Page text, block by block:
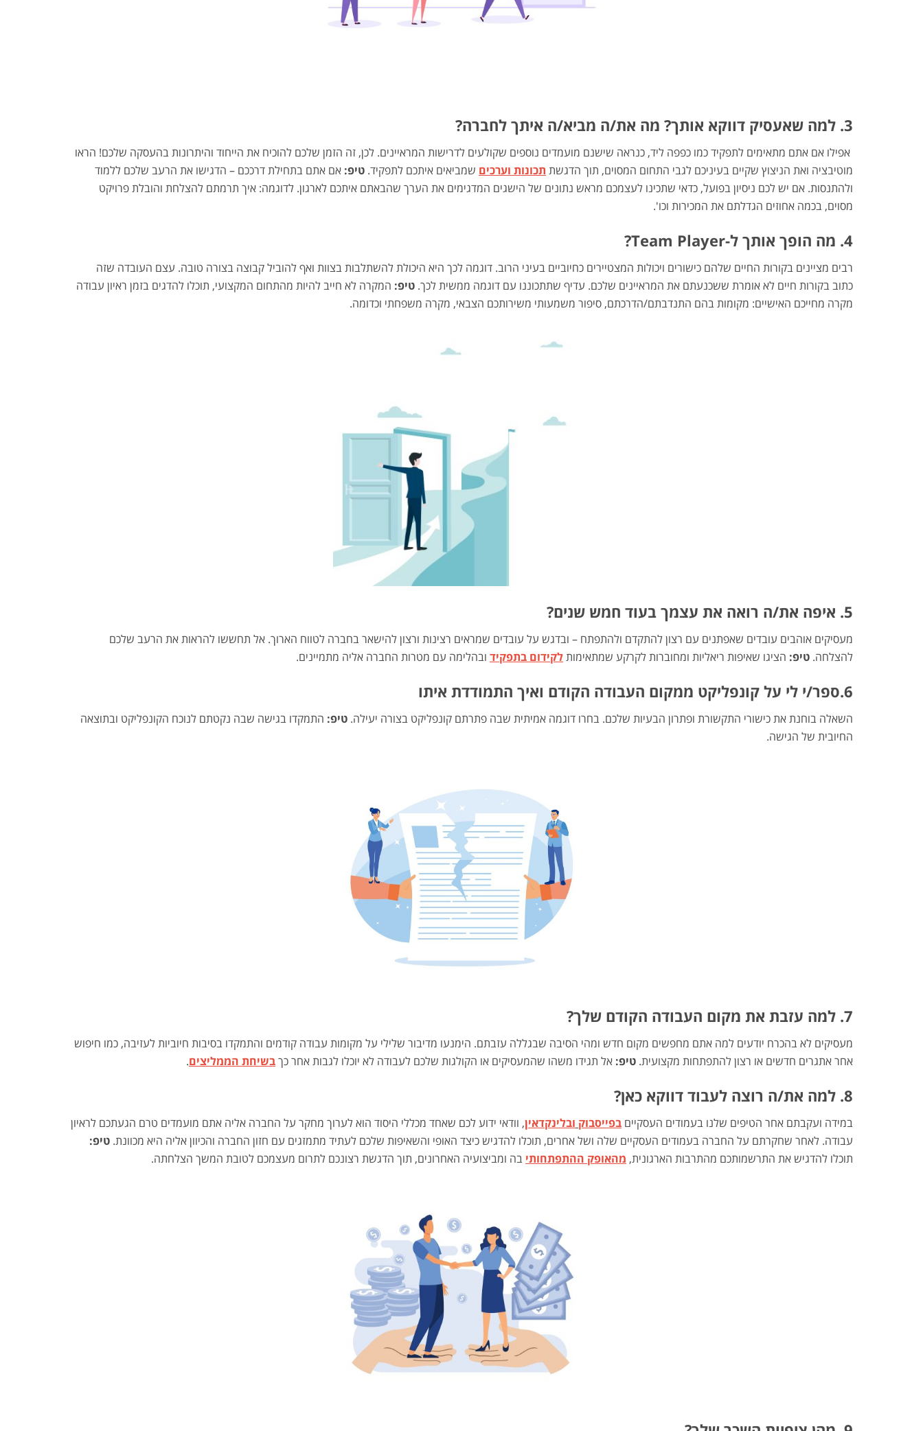
3. למה שאעסיק דווקא אותך? מה את/ה מביא/ה איתך לחברה?
אפילו אם אתם מתאימים לתפקיד כמו כפפה ליד, כנראה שישנם מועמדים נוספים שקולעים לדרישות המראיינים. לכן, זה הזמן שלכם להוכיח את הייחוד והיתרונות בהעסקה שלכם! הראו
מוטיבציה ואת הניצוץ שקיים בעיניכם לגבי התחום המסוים, תוך הדגשת תכונות וערכים שמביאים איתכם לתפקיד. טיפ: אם אתם בתחילת דרככם – הדגישו את הרעב שלכם ללמוד
ולהתנסות. אם יש לכם ניסיון בפועל, כדאי שתכינו לעצמכם מראש נתונים של הישגים המדגימים את הערך שהבאתם איתכם לארגון. לדוגמה: איך תרמתם להצלחת והובלת פרויקט
מסוים, בכמה אחוזים הגדלתם את המכירות וכו'.
4. מה הופך אותך ל- Team Player
?
רבים מציינים בקורות החיים שלהם כישורים ויכולות המצטיירים כחיוביים בעיני הרוב. דוגמה לכך היא היכולת להשתלבות בצוות ואף להוביל קבוצה בצורה טובה. עצם העובדה שזה
כתוב בקורות חיים לא אומרת ששכנעתם את המראיינים שלכם. עדיף שתתכוננו עם דוגמה ממשית לכך. טיפ: המקרה לא חייב להיות מהתחום המקצועי, תוכלו להדגים בזמן ראיון עבודה
מקרה מחייכם האישיים: מקומות בהם התנדבתם/הדרכתם, סיפור משמעותי משירותכם הצבאי, מקרה משפחתי וכדומה.
5. איפה את/ה רואה את עצמך בעוד חמש שנים ?
מעסיקים אוהבים עובדים שאפתנים עם רצון להתקדם ולהתפתח – ובדגש על עובדים שמראים רצינות ורצון להישאר בחברה לטווח הארוך. אל תחששו להראות את הרעב שלכם
להצלחה. טיפ: הציגו שאיפות ריאליות ומחוברות לקרקע שמתאימותלקידום בתפקיד ובהלימה עם מטרות החברה אליה מתמיינים.
6.ספר/י לי על קונפליקט ממקום העבודה הקודם ואיך התמודדת איתו
השאלה בוחנת את כישורי התקשורת ופתרון הבעיות שלכם. בחרו דוגמה אמיתית שבה פתרתם קונפליקט בצורה יעילה. טיפ: התמקדו בגישה שבה נקטתם לנוכח הקונפליקט ובתוצאה
החיובית של הגישה.
7. למה עזבת את מקום העבודה הקודם שלך ?
מעסיקים לא בהכרח יודעים למה אתם מחפשים מקום חדש ומהי הסיבה שבגללה עזבתם. הימנעו מדיבור שלילי על מקומות עבודה קודמים והתמקדו בסיבות חיוביות לעזיבה, כמו חיפוש
אחר אתגרים חדשים או רצון להתפתחות מקצועית. טיפ: אל תגידו משהו שהמעסיקים או הקולגות שלכם לעבודה לא יוכלו לגבות אחר כךבשיחת הממליצים.
8. למה את/ה רוצה לעבוד דווקא כאן?
במידה ועקבתם אחר הטיפים שלנו בעמודים העסקיים בפייסבוק ובלינקדאין, וודאי ידוע לכם שאחד מכללי היסוד הוא לערוך מחקר על החברה אליה אתם מועמדים טרם הגעתכם לראיון
עבודה. לאחר שחקרתם על החברה בעמודים העסקיים שלה ושל אחרים, תוכלו להדגיש כיצד האופי והשאיפות שלכם לעתיד מתמזגים עם חזון החברה והכיוון אליה היא מכוונת. טיפ:
תוכלו להדגיש את התרשמותכם מהתרבות הארגונית, מהאופק ההתפתחותי בה ומביצועיה האחרונים, תוך הדגשת רצונכם לתרום מעצמכם לטובת המשך הצלחתה.